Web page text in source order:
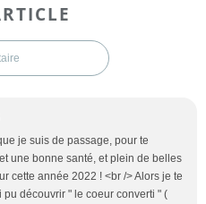
je suis de passage, pour te
une bonne santé, et plein de belles
cette année 2022 ! <br /> Alors je te
découvrir " le coeur converti " (